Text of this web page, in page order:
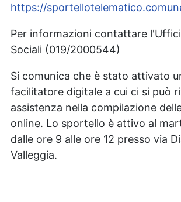
https://
Per informazioni contattare
Sociali (019/2000544)
Si comunica che è stato attivato
facilitatore digitale a cui ci si può
assistenza nella compilazione
online. Lo sportello è attivo al
dalle ore 9 alle ore 12 presso via
Valleggia.